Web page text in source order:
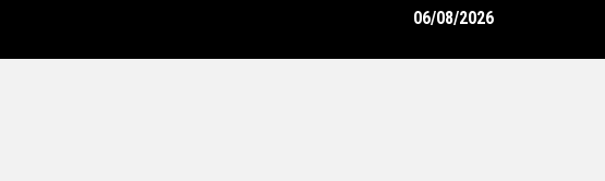
Clin moderniza uniformes e reforça cuidado com a saúde dos garis –
06/08/2026